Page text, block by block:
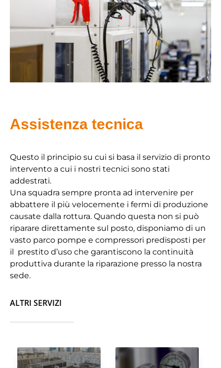
Assistenza tecnica
Questo il principio su cui si basa il servizio di pronto
intervento a cui i nostri tecnici sono stati
addestrati.
Una squadra sempre pronta ad intervenire per
abbattere il più velocemente i fermi di produzione
causate dalla rottura. Quando questa non si può
riparare direttamente sul posto, disponiamo di un
vasto parco pompe e compressori predisposti per
il prestito d’uso che garantiscono la continuità
produttiva durante la riparazione presso la nostra
sede.
ALTRI SERVIZI